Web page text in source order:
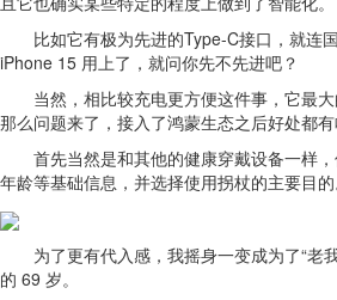
比如它有极为先进的Type-C接口，就连
iPhone 15 用上了，就问你先不先进吧？
当然，相比较充电更方便这件事，它最大
那么问题来了，接入了鸿蒙生态之后好处都有
首先当然是和其他的健康穿戴设备一样，
年龄等基础信息，并选择使用拐杖的主要目的
为了更有代入感，我摇身一变成为了“老
的 69 岁。